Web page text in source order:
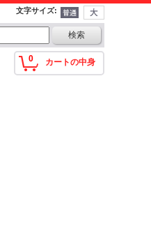
文字サイズ:
0 カートの中身